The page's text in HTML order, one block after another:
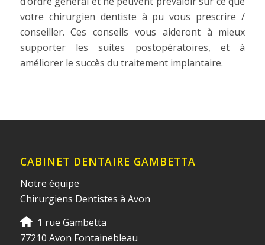
votre chirurgien dentiste à pu vous prescrire /
conseiller. Ces conseils vous aideront à mieux
supporter les suites postopératoires, et à
améliorer le succès du traitement implantaire.
CABINET DENTAIRE GAMBETTA
Notre équipe
Chirurgiens Dentistes à Avon
1 rue Gambetta
77210 Avon Fontainebleau